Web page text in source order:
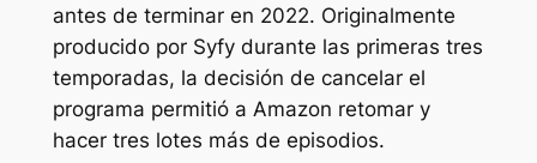
antes de terminar en 2022. Originalmente
producido por Syfy durante las primeras tres
temporadas, la decisión de cancelar el
programa permitió a Amazon retomar y
hacer tres lotes más de episodios.